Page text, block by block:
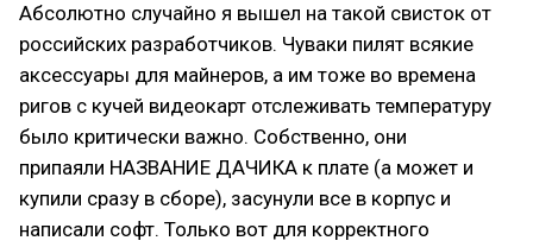
Абсолютно случайно я вышел на такой свисток от
российских разработчиков. Чуваки пилят всякие
аксессуары для майнеров, а им тоже во времена
ригов с кучей видеокарт отслеживать температуру
было критически важно. Собственно, они
припаяли НАЗВАНИЕ ДАЧИКА к плате (а может и
купили сразу в сборе), засунули все в корпус и
написали софт. Только вот для корректного